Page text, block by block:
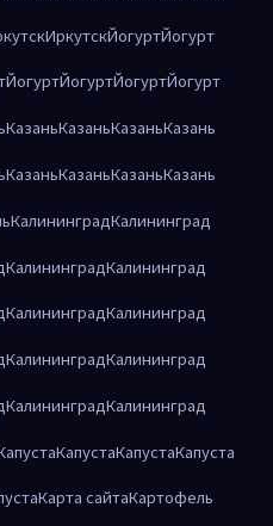
ИркутскЙогуртЙогурт
ЙогуртЙогуртЙогуртЙогурт
КазаньКазаньКазаньКазань
КазаньКазаньКазаньКазань
КалининградКалининград
КалининградКалининград
КалининградКалининград
КалининградКалининград
КалининградКалининград
КапустаКапустаКапуста
Карта сайтаКартофель